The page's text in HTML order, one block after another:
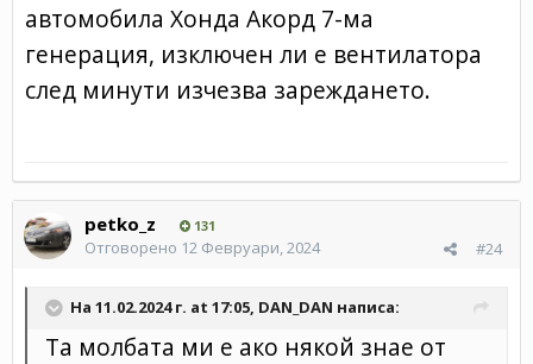
автомобила Хонда Акорд 7-ма
генерация, изключен ли е вентилатора
след минути изчезва зареждането.
petko_z 131
#24
Отговорено 12 Февруари, 2024
На 11.02.2024 г. at 17:05, DAN_DAN написа:
Та молбата ми е ако някой знае от